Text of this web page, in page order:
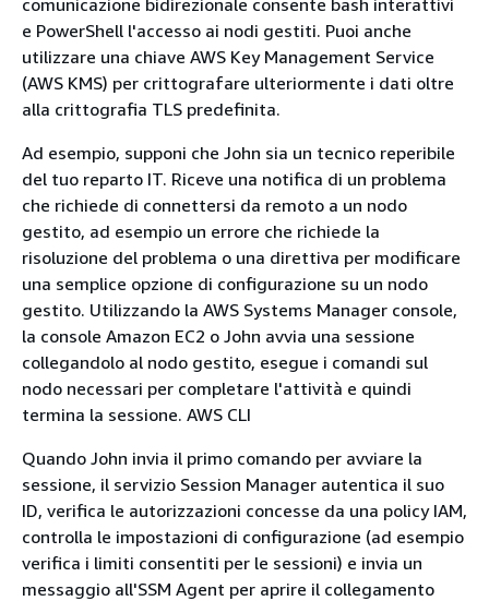
comunicazione bidirezionale consente bash interattivi
e PowerShell l'accesso ai nodi gestiti. Puoi anche
utilizzare una chiave AWS Key Management Service
(AWS KMS) per crittografare ulteriormente i dati oltre
alla crittografia TLS predefinita.
Ad esempio, supponi che John sia un tecnico reperibile
del tuo reparto IT. Riceve una notifica di un problema
che richiede di connettersi da remoto a un nodo
gestito, ad esempio un errore che richiede la
risoluzione del problema o una direttiva per modificare
una semplice opzione di configurazione su un nodo
gestito. Utilizzando la AWS Systems Manager console,
la console Amazon EC2 o John avvia una sessione
collegandolo al nodo gestito, esegue i comandi sul
nodo necessari per completare l'attività e quindi
termina la sessione. AWS CLI
Quando John invia il primo comando per avviare la
sessione, il servizio Session Manager autentica il suo
ID, verifica le autorizzazioni concesse da una policy IAM,
controlla le impostazioni di configurazione (ad esempio
verifica i limiti consentiti per le sessioni) e invia un
messaggio all'SSM Agent per aprire il collegamento